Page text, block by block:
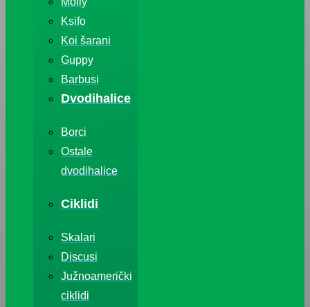
Ksifo
Koi šarani
Guppy
Barbusi
Dvodihalice
Borci
Ostale
dvodihalice
Ciklidi
Skalari
Discusi
Južnoamerički
ciklidi